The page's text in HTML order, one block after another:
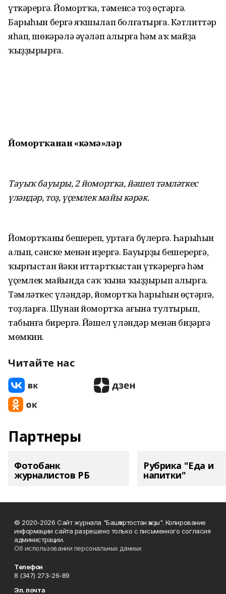
үткәрергә. Йомортҡа, тәменсә тоҙ өҫтәргә.
Барыһын бергә яҡшылап болғатырға. Кәтлиттәр
яһап, шөкәрәлә әүәләп алырға һәм аҡ майҙа
ҡыҙҙырырға.
Йомортҡанан «кәмә»ләр
Тауыҡ бауыры, 2 йомортҡа, йәшел тәмләткес
үләндәр, тоҙ, үҫемлек майы кәрәк.
Йомортҡаны бешереп, уртаға бү­лергә. Һарыһын
алып, сәнске менән иҙергә. Бауырҙы бешерергә,
ҡырғыс­тан йәки иттартҡыстан үткәрергә һәм
үҫемлек майында саҡ ҡына ҡыҙҙырып алырға.
Тәмләткес үләндәр, йомортҡа һарыһын өҫтәргә,
тоҙларға. Шунан йомортҡа ағына тултырып,
табынға бирергә. Йәшел үләндәр менән биҙәргә
мөмкин.
Читайте нас
Партнеры
Фотобанк
журналистов РБ
Рубрика "Еда и
напитки"
© 2020-2026 Сайт журнала "Башҡортостан ҡыҙы". Копирование
информации сайта разрешено только с письменного согласия
администрации.
Об использовании персональных данных
Телефон
8 (347) 273-26-89
Эл. почта